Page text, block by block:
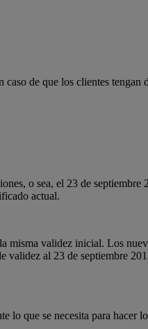
de que los clientes tengan
o sea, el 23 de
actual.
misma validez inicial. Los
validez al 23 de septiembre
lo que se necesita para